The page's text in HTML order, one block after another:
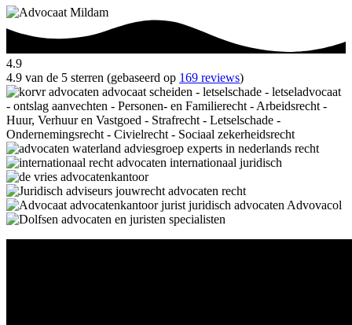
4.9
4.9 van de 5 sterren (gebaseerd op 169 reviews)